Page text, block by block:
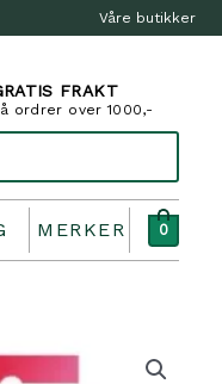
Våre butikker
FRAKT
ordrer over 1000,-
MERKER 0